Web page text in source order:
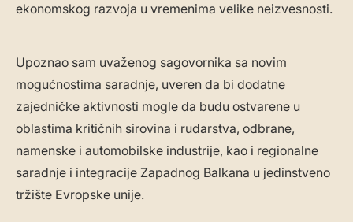
ekonomskog razvoja u vremenima velike neizvesnosti.
Upoznao sam uvaženog sagovornika sa novim
mogućnostima saradnje, uveren da bi dodatne
zajedničke aktivnosti mogle da budu ostvarene u
oblastima kritičnih sirovina i rudarstva, odbrane,
namenske i automobilske industrije, kao i regionalne
saradnje i integracije Zapadnog Balkana u jedinstveno
tržište Evropske unije.